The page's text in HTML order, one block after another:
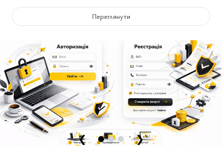
Переглянути
❮ ❯